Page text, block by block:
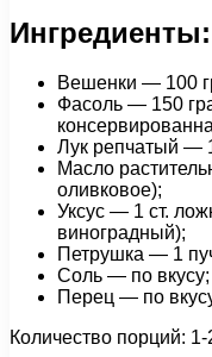
Ингредиенты:
Вешенки — 100
Фасоль — 150
Лук репчатый —
Масло
оливковое);
Уксус — 1 cт.
виноградный);
Петрушка — 1
Соль — по вкусу;
Перец — по
Количество порций: 1-